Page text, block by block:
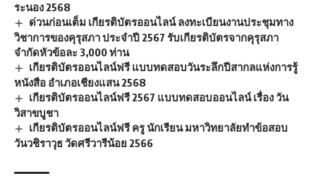
ระนอง 2568
ด่วนก่อนเต็ม เกียรติบัตรออนไลน์ ลงทะเบียนงานประชุมทาง
วิชาการของคุรุสภา ประจำปี 2567 รับเกียรติบัตรจากคุรุสภา
จำกัดหัวข้อละ 3,000 ท่าน
เกียรติบัตรออนไลน์ฟรี แบบทดสอบวันระลึกปีสากลแห่งการรู้
หนังสือ อำเภอเชียงแสน 2568
เกียรติบัตรออนไลน์ฟรี 2567 แบบทดสอบออนไลน์ เรื่อง วัน
วิสาขบูชา
เกียรติบัตรออนไลน์ฟรี ครู นักเรียน มหาวิทยาลัยทำข้อสอบ
วันวชิราวุธ วัดศรีวารีน้อย 2566